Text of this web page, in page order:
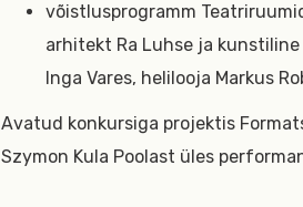
võistlusprogramm
arhitekt Ra Luhse ja
Inga Vares, helilooja Markus
Avatud konkursiga projektis
Szymon Kula Poolast üles